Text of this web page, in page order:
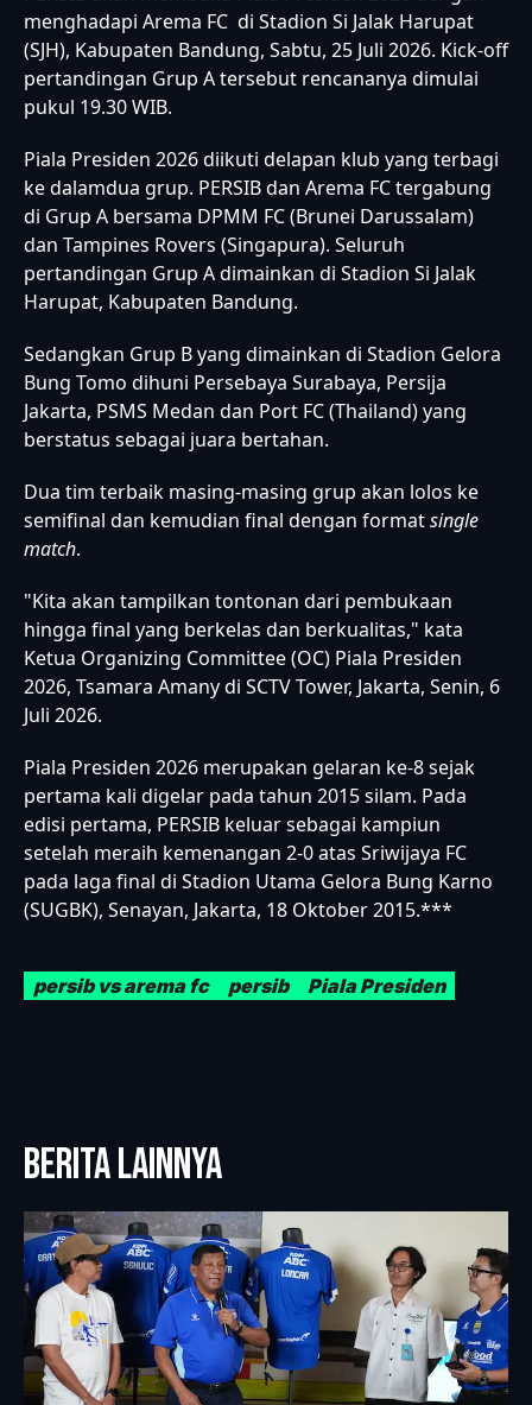
menghadapi Arema FC di Stadion Si Jalak Harupat
(SJH), Kabupaten Bandung, Sabtu, 25 Juli 2026. Kick-off
pertandingan Grup A tersebut rencananya dimulai
pukul 19.30 WIB.
Piala Presiden 2026 diikuti delapan klub yang terbagi
ke dalamdua grup. PERSIB dan Arema FC tergabung
di Grup A bersama DPMM FC (Brunei Darussalam)
dan Tampines Rovers (Singapura). Seluruh
pertandingan Grup A dimainkan di Stadion Si Jalak
Harupat, Kabupaten Bandung.
Sedangkan Grup B yang dimainkan di Stadion Gelora
Bung Tomo dihuni Persebaya Surabaya, Persija
Jakarta, PSMS Medan dan Port FC (Thailand) yang
berstatus sebagai juara bertahan.
Dua tim terbaik masing-masing grup akan lolos ke
semifinal dan kemudian final dengan formatsingle
match.
"Kita akan tampilkan tontonan dari pembukaan
hingga final yang berkelas dan berkualitas," kata
Ketua Organizing Committee (OC) Piala Presiden
2026, Tsamara Amany di SCTV Tower, Jakarta, Senin, 6
Juli 2026.
Piala Presiden 2026 merupakan gelaran ke-8 sejak
pertama kali digelar pada tahun 2015 silam. Pada
edisi pertama, PERSIB keluar sebagai kampiun
setelah meraih kemenangan 2-0 atas Sriwijaya FC
pada laga final di Stadion Utama Gelora Bung Karno
(SUGBK), Senayan, Jakarta, 18 Oktober 2015.***
persib vs arema fc persib Piala Presiden
BERITA LAINNYA